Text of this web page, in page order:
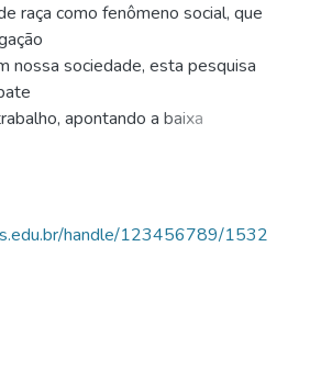
raça como fenômeno social, que
nossa sociedade, esta pesquisa
apontando a baixa
negros nos
sofrido
profissional, decorrente do
forma,
como a comunicação de
nas organizações para
handle/123456789/1532